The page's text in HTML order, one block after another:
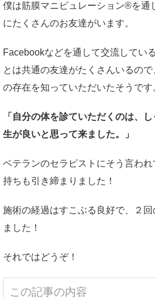
僕は筋膜マニピュレーション®を通
にたくさんのお友達がいます。
Facebookなどを通して交流してい
とは共通の友達がたくさんいるの
の存在を知っていただいたそうです
「自分の体を診ていただくのは、
生が良いと思って来ました。」
ベテランのセラピストにそう言わ
持ちも引き締まりました！
施術の経過はすこぶる良好で、２
ました！
それではどうぞ！
この記事の内容